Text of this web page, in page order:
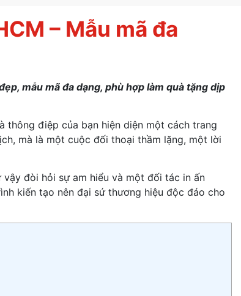
– Mẫu mã đa
mẫu mã đa dạng, phù hợp làm quà tặng dịp
điệp của bạn hiện diện một cách trang
mà là một cuộc đối thoại thầm lặng, một lời
đòi hỏi sự am hiểu và một đối tác in ấn
kiến tạo nên đại sứ thương hiệu độc đáo cho